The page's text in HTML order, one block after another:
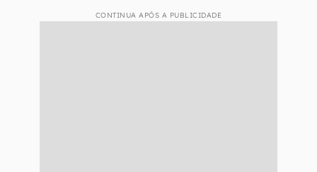
CONTINUA APÓS A PUBLICIDADE